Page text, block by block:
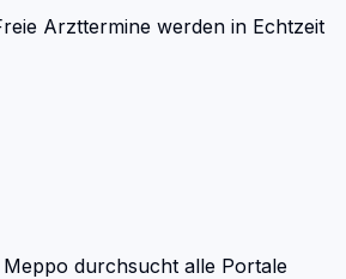
Arzttermine werden in Echtzeit
Meppo durchsucht alle Portale